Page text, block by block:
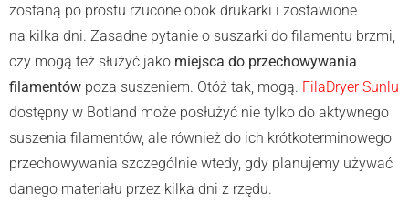
zostaną po prostu rzucone obok drukarki i zostawione
na kilka dni. Zasadne pytanie o suszarki do filamentu brzmi,
czy mogą też służyć jako miejsca do przechowywania
filamentów poza suszeniem. Otóż tak, mogą. FilaDryer Sunlu
dostępny w Botland może posłużyć nie tylko do aktywnego
suszenia filamentów, ale również do ich krótkoterminowego
przechowywania szczególnie wtedy, gdy planujemy używać
danego materiału przez kilka dni z rzędu.